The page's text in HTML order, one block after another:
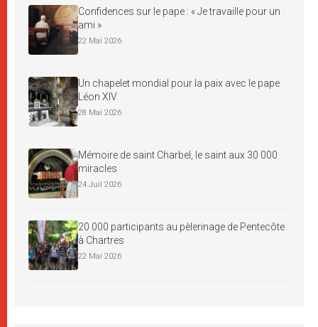
Confidences sur le pape : « Je travaille pour un
ami »
22 Mai 2026
Un chapelet mondial pour la paix avec le pape
Léon XIV
28 Mai 2026
Mémoire de saint Charbel, le saint aux 30 000
miracles
24 Juil 2026
20 000 participants au pèlerinage de Pentecôte
à Chartres
22 Mai 2026